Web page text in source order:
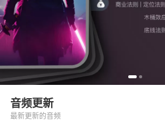
音频更新
最新更新的音频